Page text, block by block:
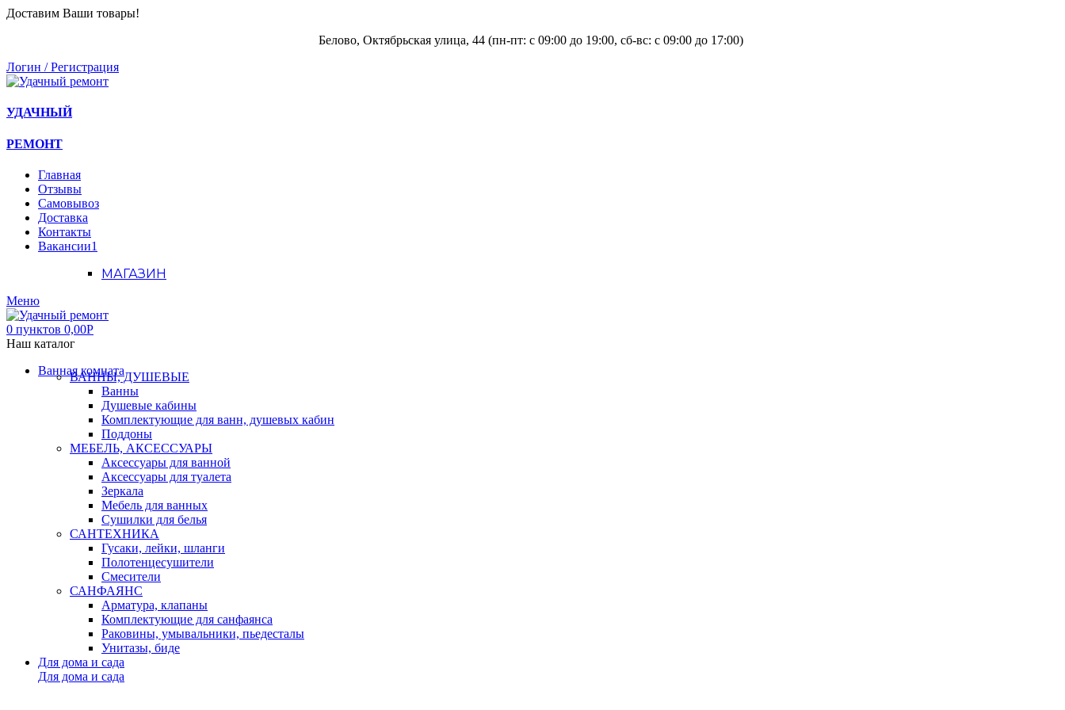
Доставим Ваши товары!
Белово, Октябрьская улица, 44 (пн-пт: с 09:00 до 19:00, сб-вс: с 09:00 до 17:00)
Логин / Регистрация
УДАЧНЫЙ
РЕМОНТ
Главная
Отзывы
Самовывоз
Доставка
Контакты
Вакансии1
МАГАЗИН
Меню
0 пунктов 0,00Р
Наш каталог
Ванная комната
ВАННЫ, ДУШЕВЫЕ
Ванны
Душевые кабины
Комплектующие для ванн, душевых кабин
Поддоны
МЕБЕЛЬ, АКСЕССУАРЫ
Аксессуары для ванной
Аксессуары для туалета
Зеркала
Мебель для ванных
Сушилки для белья
САНТЕХНИКА
Гусаки, лейки, шланги
Полотенцесушители
Смесители
САНФАЯНС
Арматура, клапаны
Комплектующие для санфаянса
Раковины, умывальники, пьедесталы
Унитазы, биде
Для дома и сада
Для дома и сада